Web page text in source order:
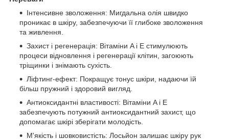
Інтенсивне зволоження: Мигдальна олія швидко
проникає в шкіру, забезпечуючи її глибоке зволоження
та живлення.
Захист і регенерація: Вітаміни A і E стимулюють
процеси відновлення і регенерації клітин, загоюють
тріщинки і знімають сухість.
Ліфтинг-ефект: Покращує тонус шкіри, надаючи їй
більш пружний і здоровий вигляд.
Антиоксидантні властивості: Вітаміни A і E
забезпечують потужний антиоксидантний захист, що
допомагає шкірі зберігати молодість.
М'якість і шовковистість: Лосьйон залишає шкіру рук